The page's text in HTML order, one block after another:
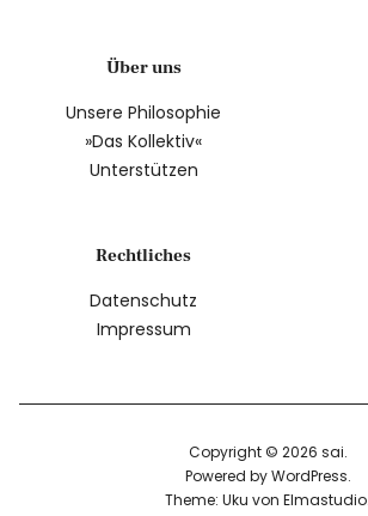
Über uns
Unsere Philosophie
»Das Kollektiv«
Unterstützen
Rechtliches
Datenschutz
Impressum
Copyright © 2026 sai
Powered byWordPress
Theme: Uku von Elmastudio